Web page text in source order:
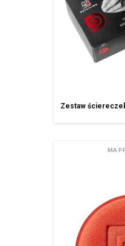
Zestaw
MA